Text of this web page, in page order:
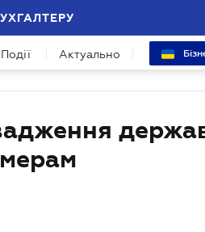
Події Актуально